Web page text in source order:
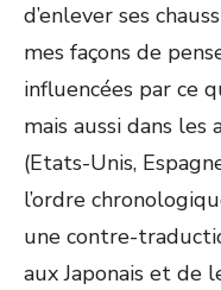
d’enlever ses
mes façons de
influencées par ce
mais aussi dans les
(Etats-Unis,
l’ordre
une contre-
aux Japonais et de